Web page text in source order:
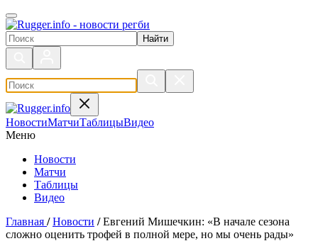
Поиск по сайту
НовостиМатчиТаблицыВидео
Меню
Новости
Матчи
Таблицы
Видео
Главная / Новости / Евгений Мишечкин: «В начале сезона
сложно оценить трофей в полной мере, но мы очень рады»